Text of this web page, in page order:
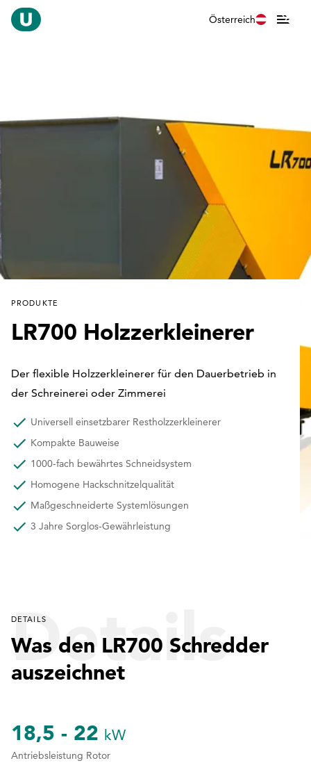
Österreich
PRODUKTE
LR700 Holzzerkleinerer
Der flexible Holzzerkleinerer für den Dauerbetrieb in
der Schreinerei oder Zimmerei
Universell einsetzbarer Restholzzerkleinerer
Kompakte Bauweise
1000-fach bewährtes Schneidsystem
Homogene Hackschnitzelqualität
Maßgeschneiderte Systemlösungen
3 Jahre Sorglos-Gewährleistung
Details
DETAILS
Was den LR700 Schredder
auszeichnet
18,5 - 22 kW
Antriebsleistung Rotor